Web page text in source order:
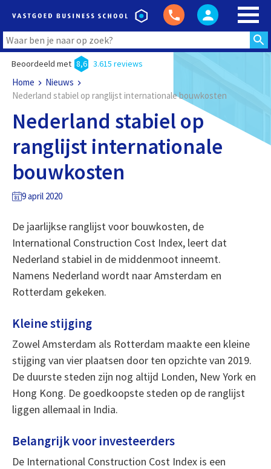
Beoordeeld met 8,6 3.615 reviews
Home
Nieuws
Nederland stabiel op ranglijst internationale bouwkosten
Nederland stabiel op
ranglijst internationale
bouwkosten
9 april 2020
De jaarlijkse ranglijst voor bouwkosten, de
International Construction Cost Index, leert dat
Nederland stabiel in de middenmoot inneemt.
Namens Nederland wordt naar Amsterdam en
Rotterdam gekeken.
Kleine stijging
Zowel Amsterdam als Rotterdam maakte een kleine
stijging van vier plaatsen door ten opzichte van 2019.
De duurste steden zijn nog altijd Londen, New York en
Hong Kong. De goedkoopste steden op de ranglijst
liggen allemaal in India.
Belangrijk voor investeerders
De International Construction Cost Index is een